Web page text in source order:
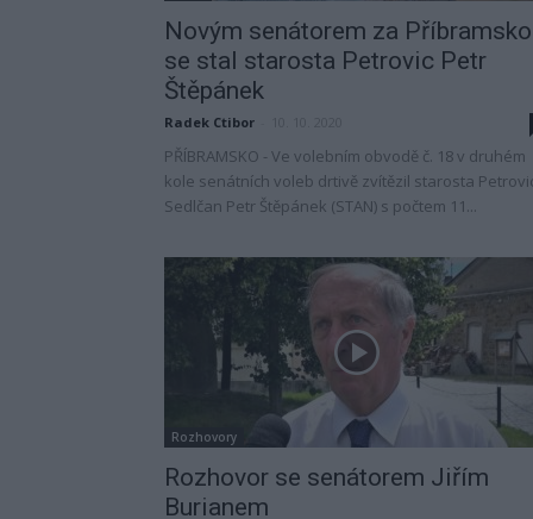
Novým senátorem za Příbramsko
se stal starosta Petrovic Petr
Štěpánek
Radek Ctibor
PŘÍBRAMSKO - Ve volebním obvodě č. 18 v druhém
kole senátních voleb drtivě zvítězil starosta
Sedlčan Petr Štěpánek (STAN) s počtem 11...
Rozhovory
Rozhovor se senátorem Jiřím
Burianem